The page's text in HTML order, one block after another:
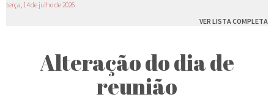
terça, 14 de julho de 2026
VER LISTA COMPLETA
Alteração do dia de
reunião